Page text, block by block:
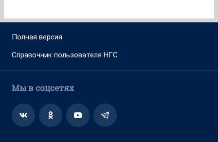
Полная версия
Справочник пользователя НГС
Мы в соцсетях